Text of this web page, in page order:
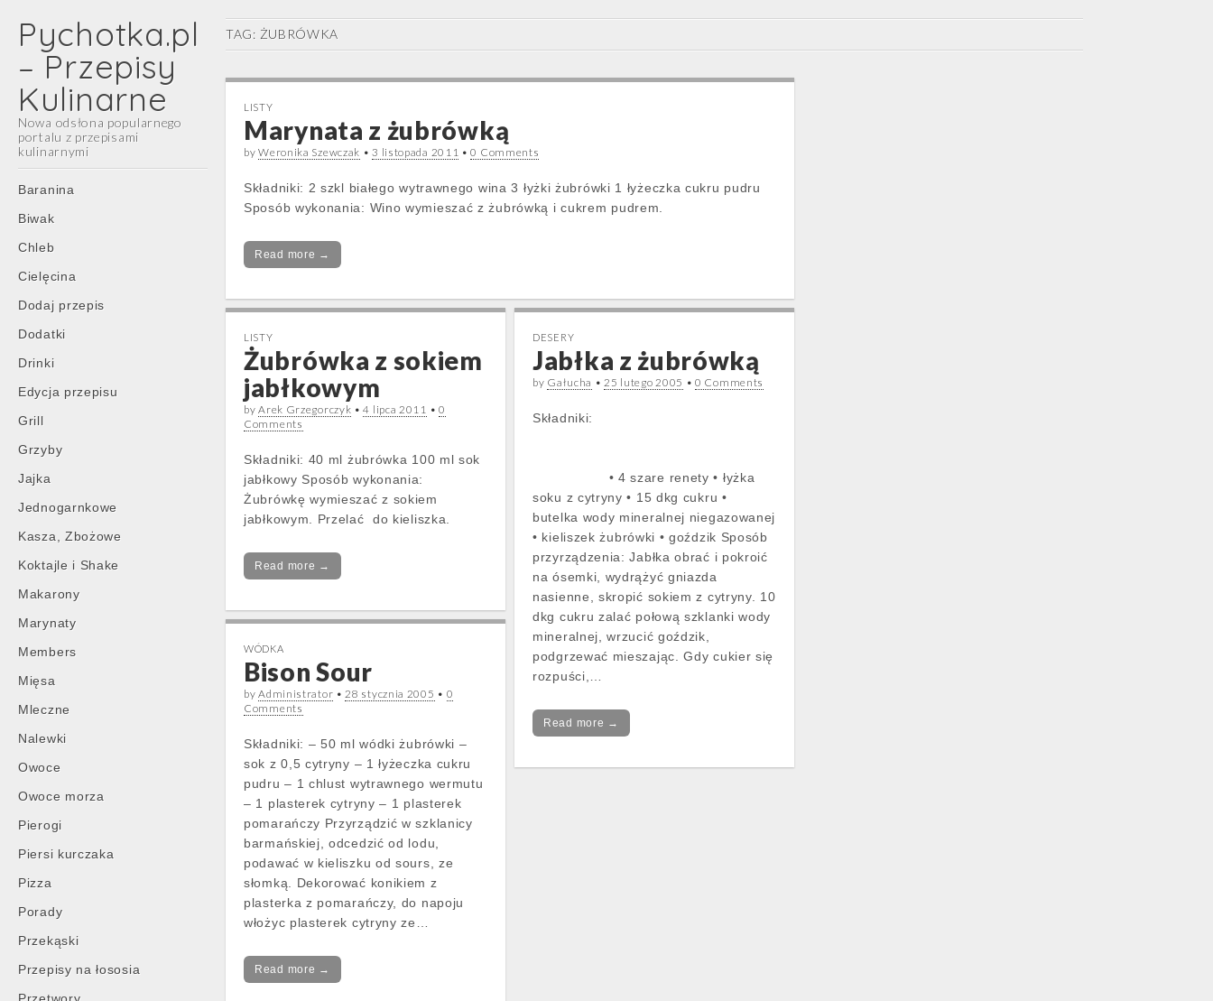
Pychotka.pl
– Przepisy
Kulinarne
Nowa odsłona popularnego
portalu z przepisami
kulinarnymi
Main
menu
Skip
content
Baranina
Biwak
Chleb
Cielęcina
Dodaj przepis
Dodatki
Drinki
Edycja przepisu
Grill
Grzyby
Jajka
Jednogarnkowe
Kasza, Zbożowe
Koktajle i Shake
Makarony
Marynaty
Members
Mięsa
Mleczne
Nalewki
Owoce
Owoce morza
Pierogi
Piersi kurczaka
Pizza
Porady
Przekąski
Przepisy na łososia
TAG: ŻUBRÓWKA
LISTY
Marynata z żubrówką
byWeronika Szewczak •3 listopada 2011 •0 Comments
Składniki: 2 szkl białego wytrawnego wina 3 łyżki żubrówki 1 łyżeczka cukru pudru
Sposób wykonania: Wino wymieszać z żubrówką i cukrem pudrem.
Read more →
LISTY
Żubrówka z sokiem
jabłkowym
byArek Grzegorczyk •4 lipca 2011 • 0
Comments
Składniki: 40 ml żubrówka 100 ml sok
jabłkowy Sposób wykonania:
Żubrówkę wymieszać z sokiem
jabłkowym. Przelać do kieliszka.
Read more →
DESERY
Jabłka z żubrówką
by Gałucha •25 lutego 2005 •0 Comments
Składniki:
• 4 szare renety • łyżka
soku z cytryny • 15 dkg cukru •
butelka wody mineralnej niegazowanej
• kieliszek żubrówki • goździk Sposób
przyrządzenia: Jabłka obrać i pokroić
na ósemki, wydrążyć gniazda
nasienne, skropić sokiem z cytryny. 10
dkg cukru zalać połową szklanki wody
mineralnej, wrzucić goździk,
podgrzewać mieszając. Gdy cukier się
rozpuści,…
Read more →
WÓDKA
Bison Sour
byAdministrator •28 stycznia 2005 • 0
Comments
Składniki: – 50 ml wódki żubrówki –
sok z 0,5 cytryny – 1 łyżeczka cukru
pudru – 1 chlust wytrawnego wermutu
– 1 plasterek cytryny – 1 plasterek
pomarańczy Przyrządzić w szklanicy
barmańskiej, odcedzić od lodu,
podawać w kieliszku od sours, ze
słomką. Dekorować konikiem z
plasterka z pomarańczy, do napoju
włożyc plasterek cytryny ze…
Read more →